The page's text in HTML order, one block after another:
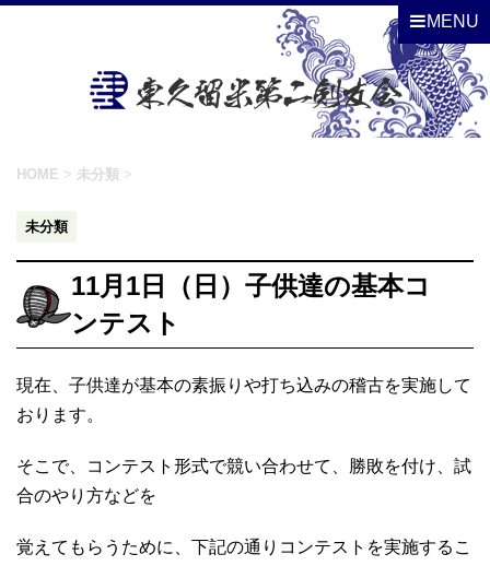
MENU
HOME > 未分類 >
未分類
11月1日（日）子供達の基本コ
ンテスト
現在、子供達が基本の素振りや打ち込みの稽古を実施して
おります。
そこで、コンテスト形式で競い合わせて、勝敗を付け、試
合のやり方などを
覚えてもらうために、下記の通りコンテストを実施するこ